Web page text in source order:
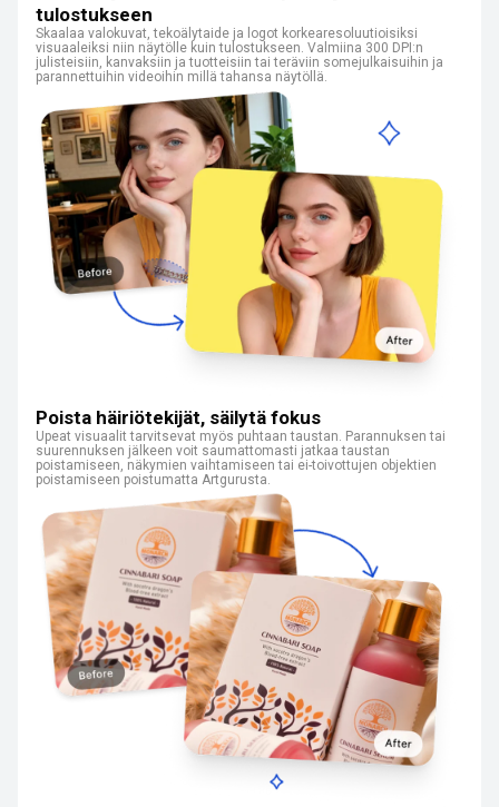
tulostukseen
Skaalaa valokuvat, tekoälytaide ja logot korkearesoluutioisiksi
visuaaleiksi niin näytölle kuin tulostukseen. Valmiina 300 DPI:n
julisteisiin, kanvaksiin ja tuotteisiin tai teräviin somejulkaisuihin ja
parannettuihin videoihin millä tahansa näytöllä.
Poista häiriötekijät, säilytä fokus
Upeat visuaalit tarvitsevat myös puhtaan taustan. Parannuksen tai
suurennuksen jälkeen voit saumattomasti jatkaa taustan
poistamiseen, näkymien vaihtamiseen tai ei-toivottujen objektien
poistamiseen poistumatta Artgurusta.